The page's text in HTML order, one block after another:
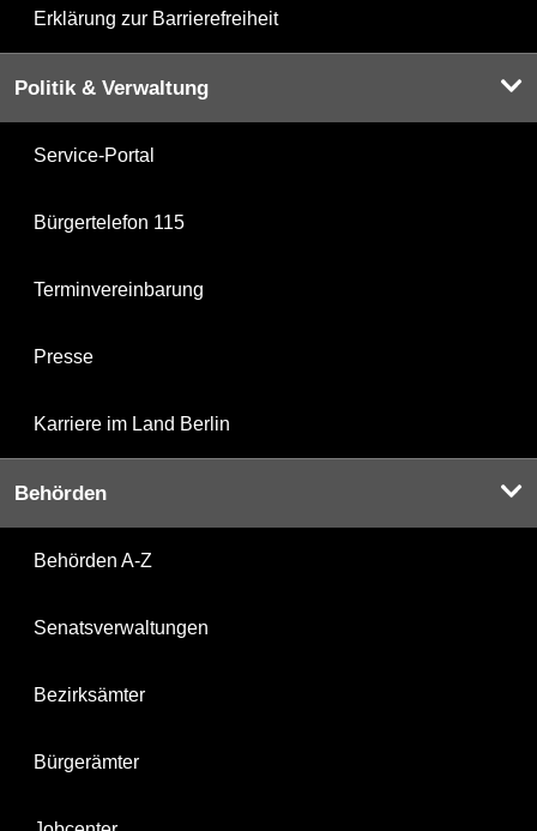
Erklärung zur Barrierefreiheit
Politik & Verwaltung
Service-Portal
Bürgertelefon 115
Terminvereinbarung
Presse
Karriere im Land Berlin
Behörden
Behörden A-Z
Senatsverwaltungen
Bezirksämter
Bürgerämter